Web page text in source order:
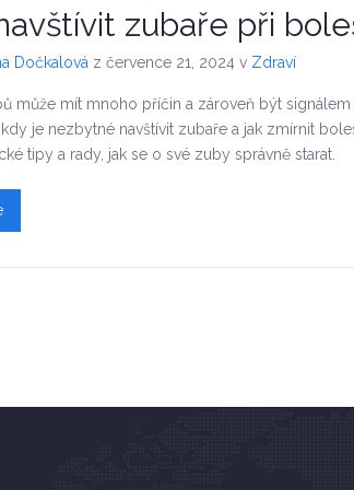
zubaře při
Dočkalová z července 21, 2024 v Zdraví
může mít mnoho příčin a zároveň být
je nezbytné navštívit zubaře a jak zmírnit
tipy a rady, jak se o své zuby správně starat.